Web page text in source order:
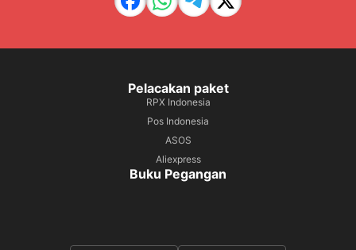
Pelacakan paket
RPX Indonesia
Pos Indonesia
ASOS
Aliexpress
Buku Pegangan